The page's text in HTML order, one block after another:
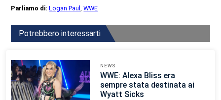
Parliamo di:Logan Paul ,WWE
Potrebbero interessarti
NEWS
WWE: Alexa Bliss era
sempre stata destinata ai
Wyatt Sicks